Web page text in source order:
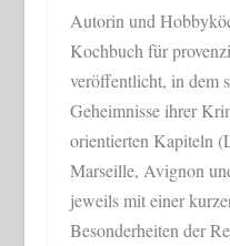
Autorin und
Kochbuch für
veröffentlicht, in dem
Geheimnisse ihrer
orientierten Kapiteln
Marseille, Avignon
jeweils mit einer
Besonderheiten der